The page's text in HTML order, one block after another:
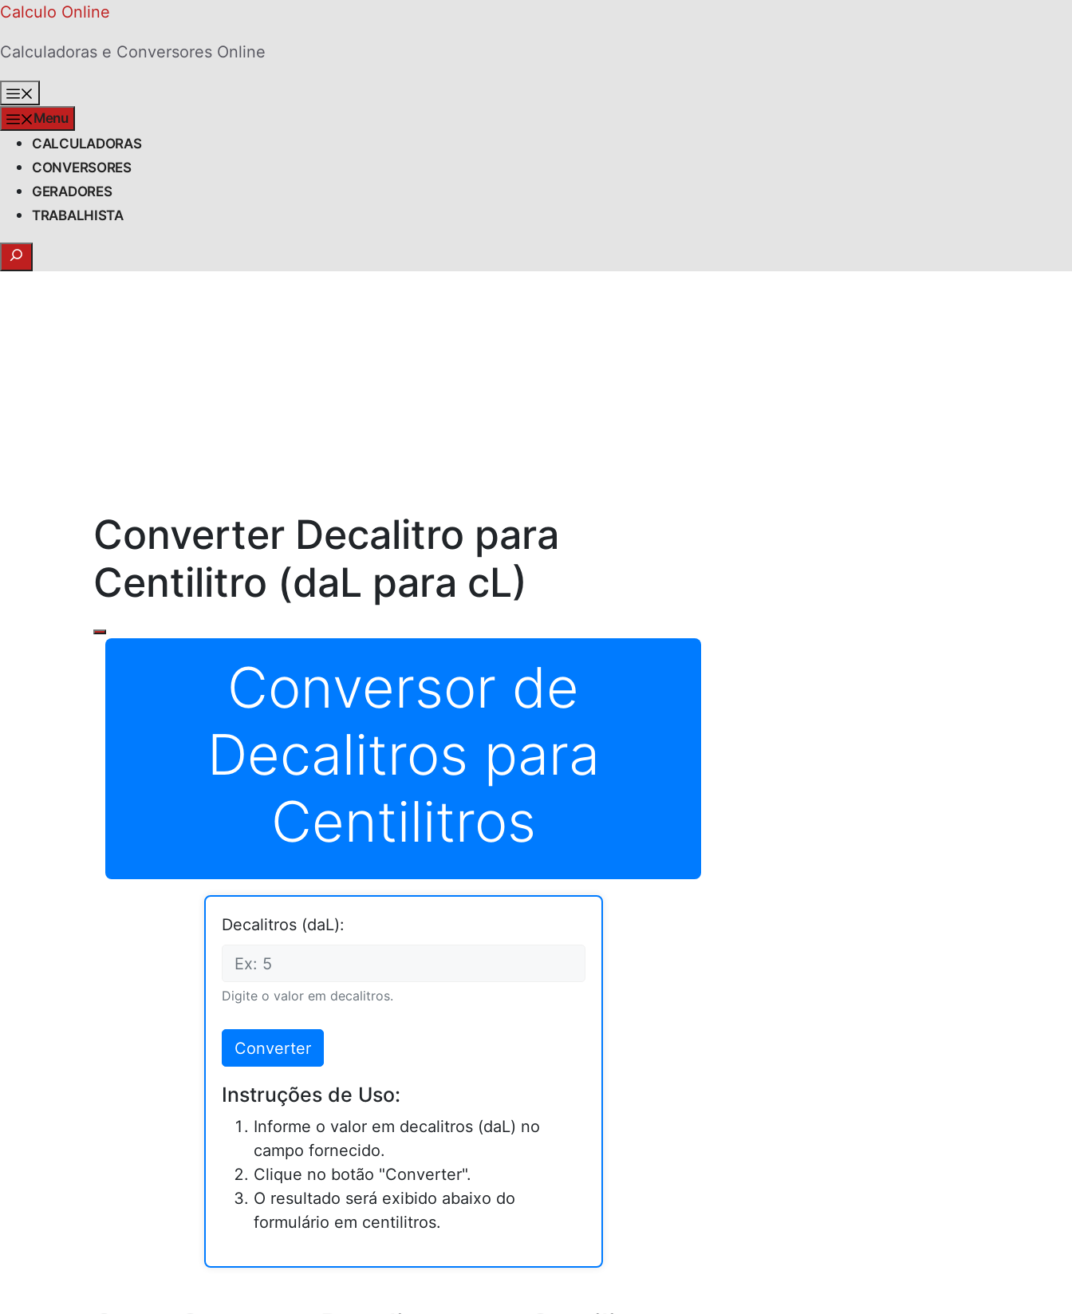
Skip
content
Calculo Online
Calculadoras e Conversores Online
Menu
CALCULADORAS
CONVERSORES
GERADORES
TRABALHISTA
Search
Converter Decalitro para
Centilitro (daL para cL)
Conversor de
Decalitros para
Centilitros
Decalitros (daL):
Digite o valor em decalitros.
Converter
Instruções de Uso:
Informe o valor em decalitros (daL) no
campo fornecido.
Clique no botão "Converter".
O resultado será exibido abaixo do
formulário em centilitros.